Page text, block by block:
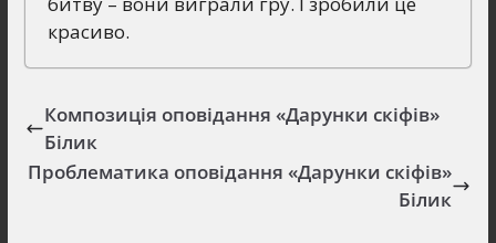
красиво.
Композиція оповідання «Дарунки скіфів»
Білик
Проблематика оповідання «Дарунки скіфів»
Білик